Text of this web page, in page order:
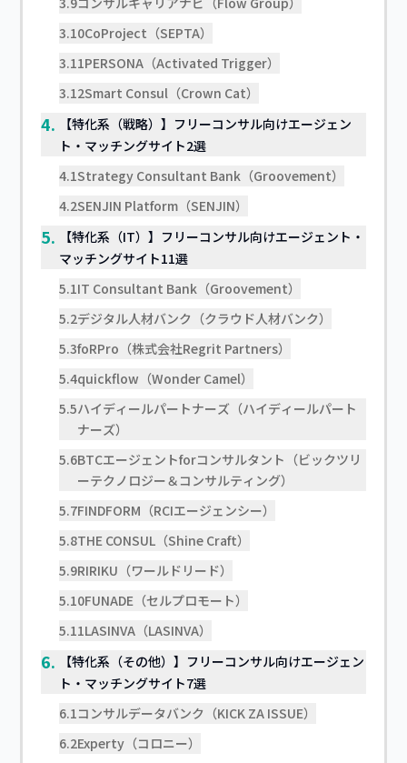
3.10CoProject（SEPTA）
3.11PERSONA（Activated Trigger）
3.12Smart Consul（Crown Cat）
4.
【特化系（戦略）】フリーコンサル向けエージェン
ト・マッチングサイト2選
4.1Strategy Consultant Bank（Groovement）
4.2SENJIN Platform（SENJIN）
5.
【特化系（IT）】フリーコンサル向けエージェント・
マッチングサイト11選
5.1IT Consultant Bank（Groovement）
5.2デジタル人材バンク（クラウド人材バンク）
5.3foRPro（株式会社Regrit Partners）
5.4quickflow（Wonder Camel）
5.5ハイディールパートナーズ（ハイディールパート
ナーズ）
5.6BTCエージェントforコンサルタント（ビックツリ
ーテクノロジー＆コンサルティング）
5.7FINDFORM（RCIエージェンシー）
5.8THE CONSUL（Shine Craft）
5.9RIRIKU（ワールドリード）
5.10FUNADE（セルプロモート）
5.11LASINVA（LASINVA）
6.
【特化系（その他）】フリーコンサル向けエージェン
ト・マッチングサイト7選
6.1コンサルデータバンク（KICK ZA ISSUE）
6.2Experty（コロニー）